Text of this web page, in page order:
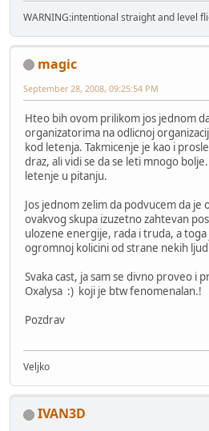
WARNING:intentional straight and level
magic
September 28, 2008, 09:25:54 PM
Hteo bih ovom prilikom jos jednom
organizatorima na odlicnoj
kod letenja. Takmicenje je kao i
draz, ali vidi se da se leti mnogo
letenje u pitanju.
Jos jednom zelim da podvucem da je
ovakvog skupa izuzetno zahtevan
ulozene energije, rada i truda, a toga
ogromnoj kolicini od strane nekih
Svaka cast, ja sam se divno proveo i
Oxalysa :) koji je btw fenomenalan.!
Pozdrav
Veljko
IVAN3D